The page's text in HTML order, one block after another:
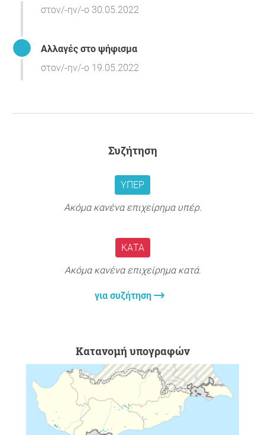
στον/-ην/-ο 30.05.2022
Αλλαγές στο ψήφισμα
στον/-ην/-ο 19.05.2022
Συζήτηση
ΥΠΈΡ
Ακόμα κανένα επιχείρημα υπέρ.
ΚΑΤΆ
Ακόμα κανένα επιχείρημα κατά.
για συζήτηση
Κατανομή υπογραφών